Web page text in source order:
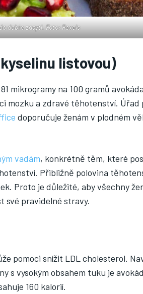
dobře zasytí. Foto: Pexels
listovou)
mikrogramy na 100 gramů
mozku a zdravé těhotenství. Úřad
doporučuje ženám v plodném
vadám, konkrétně těm, které
Přibližně polovina
Proto je důležité, aby všechny
své pravidelné stravy.
pomoci snížit LDL cholesterol.
s vysokým obsahem tuku je
160 kalorií.